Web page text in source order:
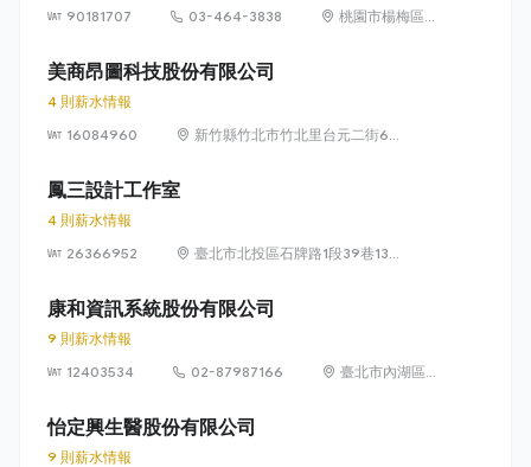
90181707 03-464-3838
桃園市楊梅區高
美商昂圖科技股份有限公司
4 則薪水情報
16084960
新竹縣竹北市竹北里台元二街6號
鳳三設計工作室
4 則薪水情報
26366952
臺北市北投區石牌路1段39巷134
康和資訊系統股份有限公司
9 則薪水情報
12403534
02-87987166
臺北市內湖區瑞
怡定興生醫股份有限公司
9 則薪水情報